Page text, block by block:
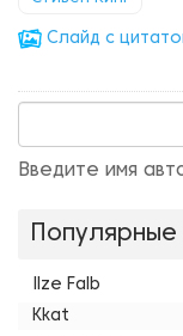
Cлайд с
Введите имя
Ilze Falb
Kkat